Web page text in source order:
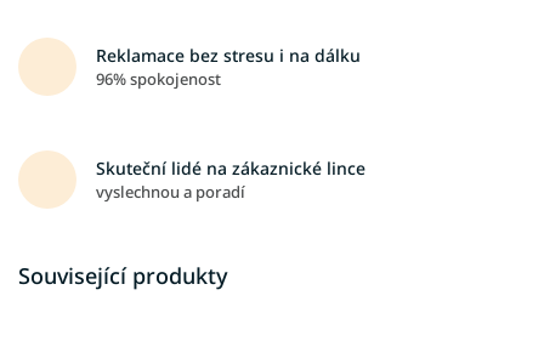
Reklamace bez stresu i na dálku
96% spokojenost
Skuteční lidé na zákaznické lince
vyslechnou a poradí
Související produkty